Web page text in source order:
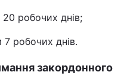
20 робочих днів;
7 робочих днів.
закордонного